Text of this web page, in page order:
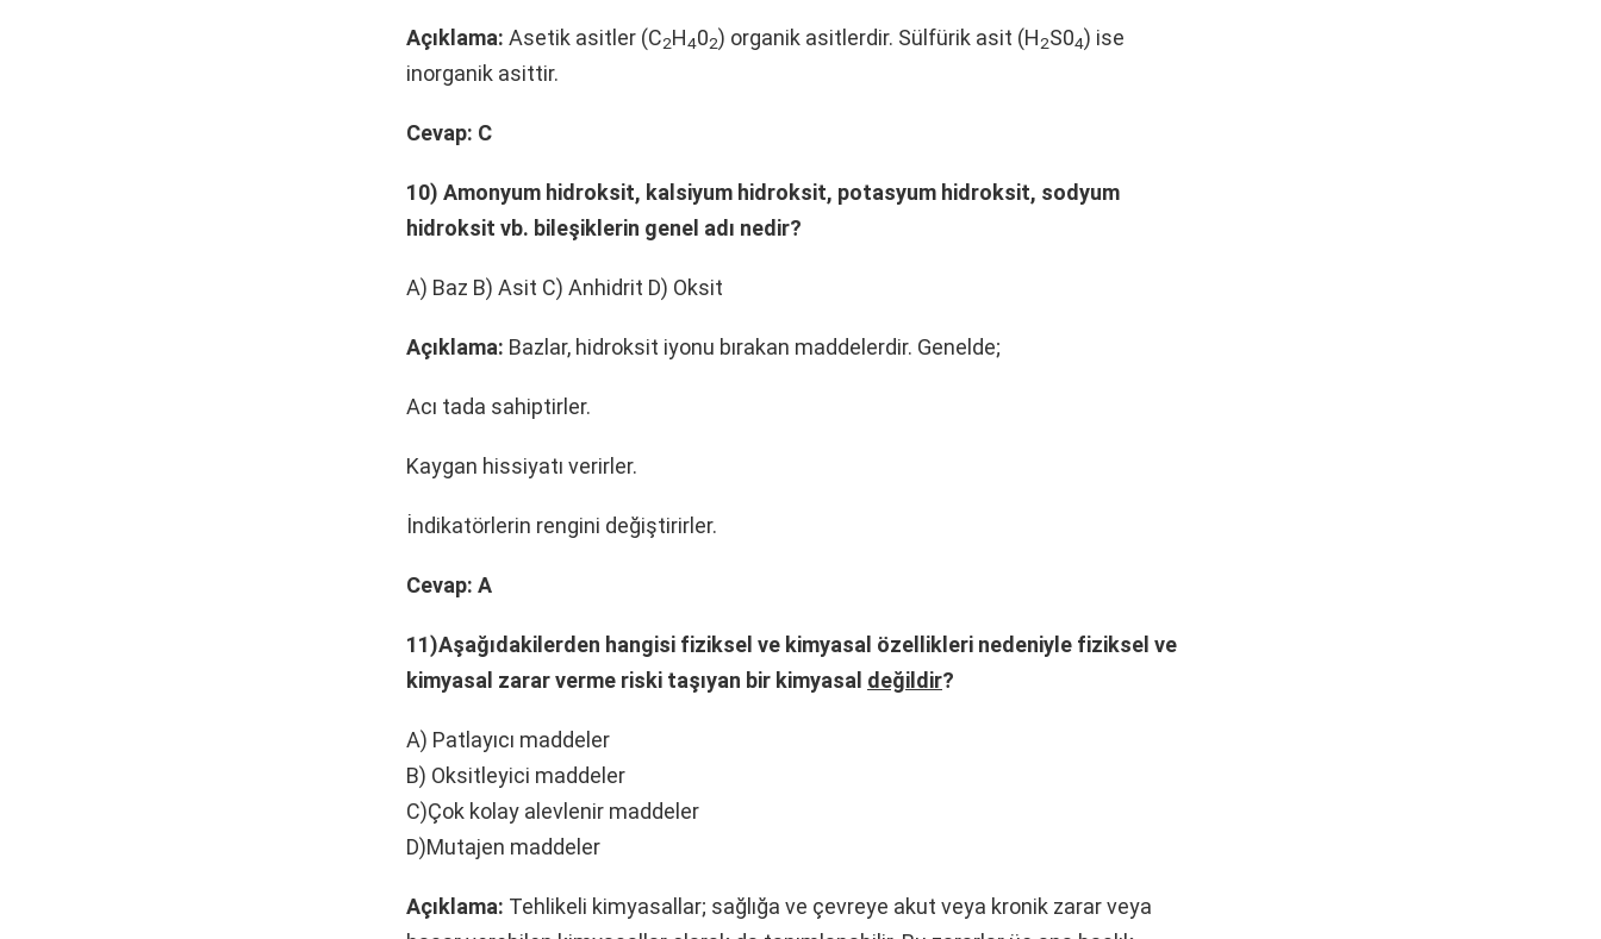
Açıklama: Asetik asitler (C2H402) organik asitlerdir. Sülfürik asit (H2S04) ise
inorganik asittir.
Cevap: C
10) Amonyum hidroksit, kalsiyum hidroksit, potasyum hidroksit, sodyum
hidroksit vb. bileşiklerin genel adı nedir?
A) Baz B) Asit C) Anhidrit D) Oksit
Açıklama: Bazlar, hidroksit iyonu bırakan maddelerdir. Genelde;
Acı tada sahiptirler.
Kaygan hissiyatı verirler.
İndikatörlerin rengini değiştirirler.
Cevap: A
11)Aşağıdakilerden hangisi fiziksel ve kimyasal özellikleri nedeniyle fiziksel ve
kimyasal zarar verme riski taşıyan bir kimyasal değildir?
A) Patlayıcı maddeler
B) Oksitleyici maddeler
C)Çok kolay alevlenir maddeler
D)Mutajen maddeler
Açıklama: Tehlikeli kimyasallar; sağlığa ve çevreye akut veya kronik zarar veya